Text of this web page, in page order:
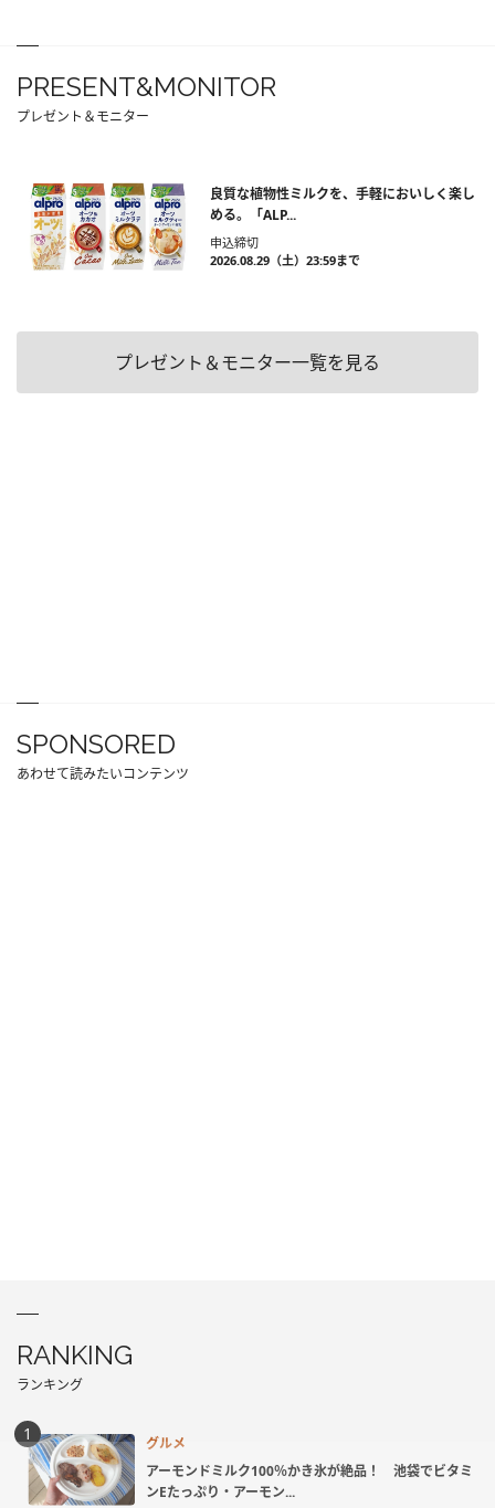
PRESENT&MONITOR
プレゼント＆モニター
良質な植物性ミルクを、手軽においしく楽し
める。「ALP...
申込締切
2026.08.29（土）23:59まで
プレゼント＆モニター一覧を見る
SPONSORED
あわせて読みたいコンテンツ
RANKING
ランキング
グルメ
アーモンドミルク100％かき氷が絶品！ 池袋でビタミ
ンEたっぷり・アーモン...